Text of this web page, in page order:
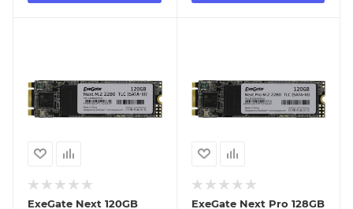
В наличии в пункте
самовывоза
Нет
ExeGate Next 120GB
В наличии в пункте
самовывоза
Нет
ExeGate Next Pro 128GB